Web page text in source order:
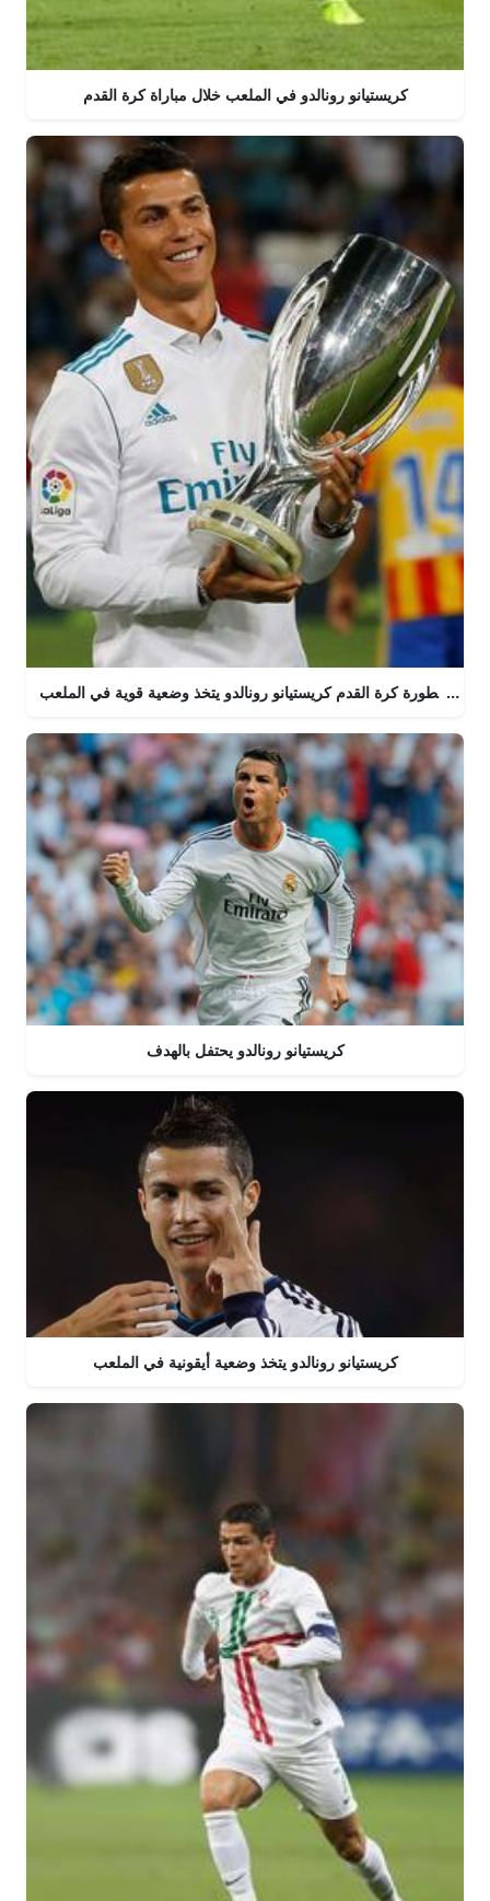
كريستيانو رونالدو في الملعب خلال مباراة كرة القدم
أسطورة كرة القدم كريستيانو رونالدو يتخذ وضعية قوية في الملعب
كريستيانو رونالدو يحتفل بالهدف
كريستيانو رونالدو يتخذ وضعية أيقونية في الملعب